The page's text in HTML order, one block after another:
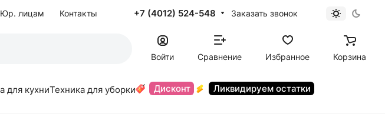
Юр. лицам Контакты +7 (4012) 524-548 Заказать звонок
Войти Сравнение Избранное Корзина
для кухниТехника для уборки Дисконт Ликвидируем остатки